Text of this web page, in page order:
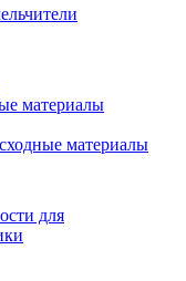
материалы
материалы
для